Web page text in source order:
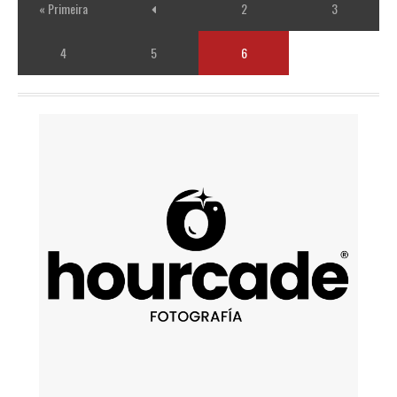
« Primeira 2 3
4 5 6